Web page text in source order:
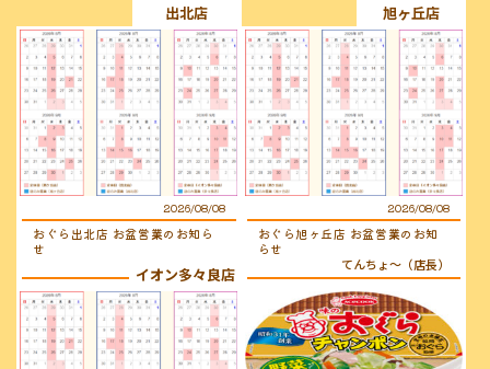
出北店
2026/08/08
おぐら出北店 お盆営業のお知ら
せ
酢好きの文ちゃん
旭ヶ丘店
2026/08/08
おぐら旭ヶ丘店 お盆営業のお知
らせ
てんちょ〜（店長）
イオン多々良店